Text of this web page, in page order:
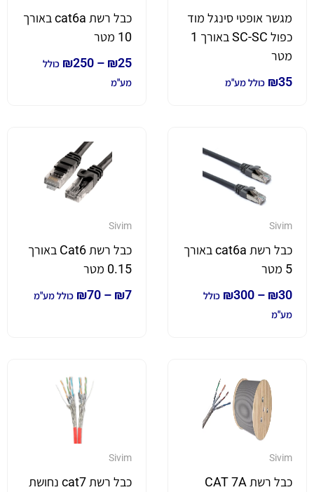
מגשר אופטי סינגל מוד
כפול SC-SC באורך 1
מטר
₪35 כולל מע"מ
כבל רשת cat6a באורך
10 מטר
₪25
–
₪250
כולל
מע"מ
Sivim
כבל רשת cat6a באורך
5 מטר
₪30
–
₪300
כולל
מע"מ
Sivim
כבל רשת Cat6 באורך
0.15 מטר
₪7
–
₪70 כולל מע"מ
Sivim
כבל רשת CAT 7A
Sivim
כבל רשת cat7 נחושת